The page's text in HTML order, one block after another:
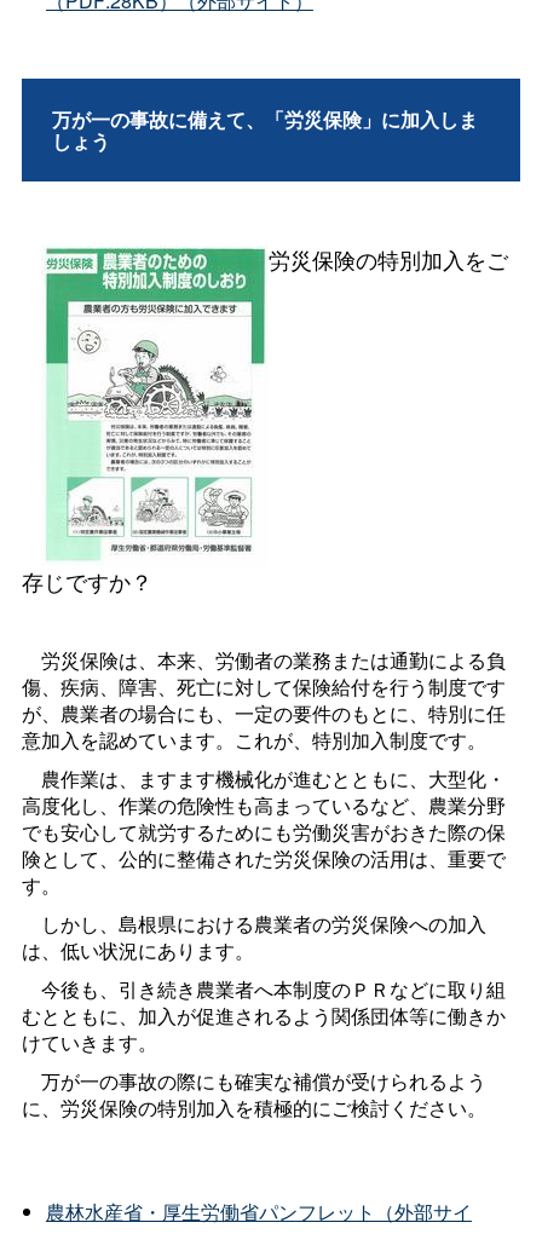
万が一の事故に備えて、「労災保険」に加入しま
しょう
労災保険の特別加入をご
存じですか？
労災保険は、本来、労働者の業務または通勤による負
傷、疾病、障害、死亡に対して保険給付を行う制度です
が、農業者の場合にも、一定の要件のもとに、特別に任
意加入を認めています。これが、特別加入制度です。
農作業は、ますます機械化が進むとともに、大型化・
高度化し、作業の危険性も高まっているなど、農業分野
でも安心して就労するためにも労働災害がおきた際の保
険として、公的に整備された労災保険の活用は、重要で
す。
しかし、島根県における農業者の労災保険への加入
は、低い状況にあります。
今後も、引き続き農業者へ本制度のＰＲなどに取り組
むとともに、加入が促進されるよう関係団体等に働きか
けていきます。
万が一の事故の際にも確実な補償が受けられるよう
に、労災保険の特別加入を積極的にご検討ください。
農林水産省・厚生労働省パンフレット（外部サイ